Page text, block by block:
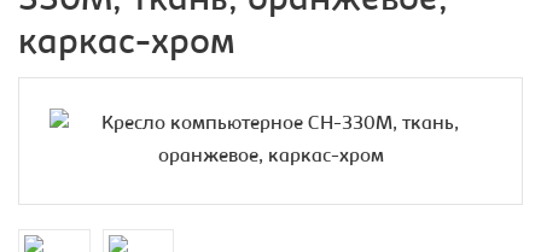
каркас-хром